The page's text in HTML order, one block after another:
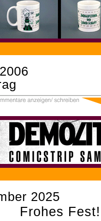
2025
Frohes Fest!